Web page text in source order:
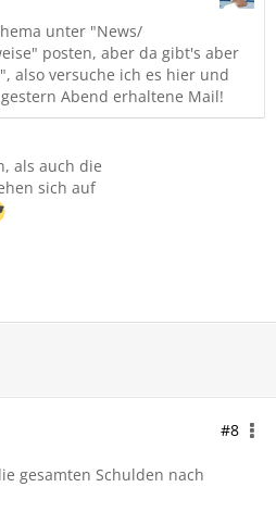
unter "News/
posten, aber da gibt's aber
also versuche ich es hier und
Abend erhaltene Mail!
als auch die
sich auf
#8
gesamten Schulden nach